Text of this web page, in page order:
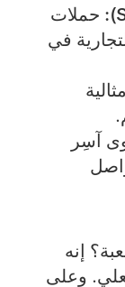
حملات
في
آسِر
إنه
وعلى